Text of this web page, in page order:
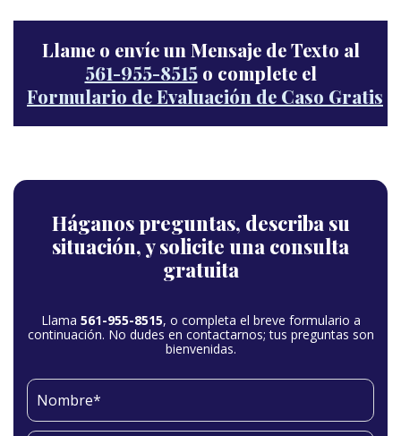
Llame o envíe un Mensaje de Texto al
561-955-8515o complete el
Formulario de Evaluación de Caso Gratis
Háganos preguntas, describa su
situación,y solicite una consulta
gratuita
Llama 561-955-8515, o completa el breve formulario a
continuación. No dudes en contactarnos; tus preguntas son
bienvenidas.